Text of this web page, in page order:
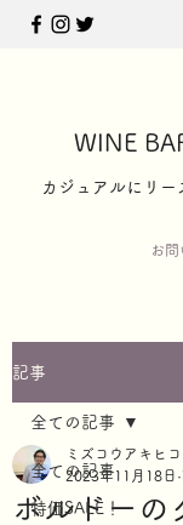
WINE
カジュアルにリー
お
記事
全ての記事
特価SALE！
全ての記事
ボルドーの
ミズコウアキヒコ
2023年11月18日